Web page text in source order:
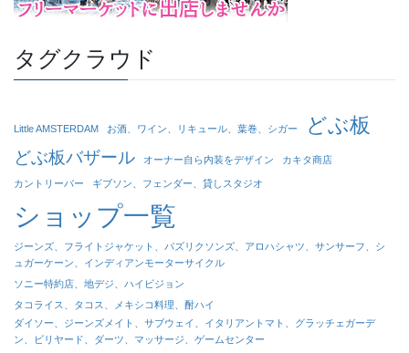
タグクラウド
Little AMSTERDAM お酒、ワイン、リキュール、葉巻、シガー どぶ板
どぶ板バザール オーナー自ら内装をデザイン カキタ商店
カントリーバー ギブソン、フェンダー、貸しスタジオ
ショップ一覧
ジーンズ、フライトジャケット、パズリクソンズ、アロハシャツ、サンサーフ、シ
ュガーケーン、インディアンモーターサイクル
ソニー特約店、地デジ、ハイビジョン
タコライス、タコス、メキシコ料理、酎ハイ
ダイソー、ジーンズメイト、サブウェイ、イタリアントマト、グラッチェガーデ
ン、ビリヤード、ダーツ、マッサージ、ゲームセンター